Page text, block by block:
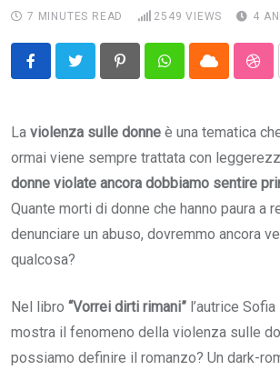
7 MINUTES READ
2549 VIEWS 4
PinterestWhatsappCloud
La violenza sulle donne è una tematica
ormai viene sempre trattata con
donne violate ancora dobbiamo sentire
Quante morti di donne che hanno paura a
denunciare un abuso, dovremmo ancora
qualcosa?
Nel libro “Vorrei dirti rimani” l’autrice
mostra il fenomeno della violenza sulle
possiamo definire il romanzo? Un dark-